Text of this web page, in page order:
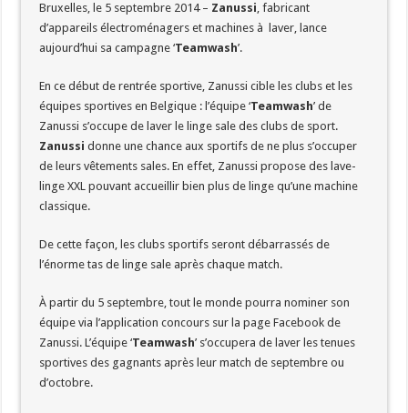
Bruxelles, le 5 septembre 2014 – Zanussi, fabricant
d’appareils électroménagers et machines à laver, lance
aujourd’hui sa campagne ‘Teamwash’.
En ce début de rentrée sportive, Zanussi cible les clubs et les
équipes sportives en Belgique : l’équipe ‘Teamwash’ de
Zanussi s’occupe de laver le linge sale des clubs de sport.
Zanussi donne une chance aux sportifs de ne plus s’occuper
de leurs vêtements sales. En effet, Zanussi propose des lave-
linge XXL pouvant accueillir bien plus de linge qu’une machine
classique.
De cette façon, les clubs sportifs seront débarrassés de
l’énorme tas de linge sale après chaque match.
À partir du 5 septembre, tout le monde pourra nominer son
équipe via l’application concours sur la page Facebook de
Zanussi. L’équipe ‘Teamwash’ s’occupera de laver les tenues
sportives des gagnants après leur match de septembre ou
d’octobre.